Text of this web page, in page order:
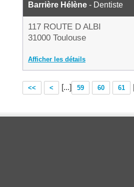
Barrière Hélène - Dentiste
117 ROUTE D ALBI
31000 Toulouse
Afficher les détails
<< < [...] 59 60 61